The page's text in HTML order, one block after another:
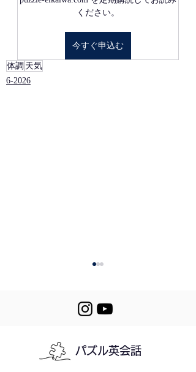
ください。
今すぐ申込む
体調 天気
6-2026
Mini Stories (617-
パズル英会話